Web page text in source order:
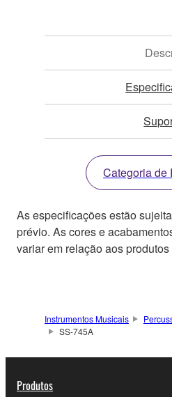
Categoria de
As especificações estão
prévio. As cores e
variar em relação aos produtos
Instrumentos Musicais
SS-745A
Produtos